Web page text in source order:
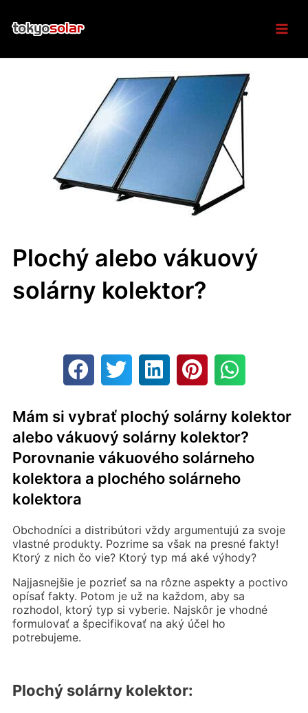
content
Plochý alebo vákuový
solárny kolektor?
Mám si vybrať plochý solárny kolektor
alebo vákuový solárny kolektor?
Porovnanie vákuového solárneho
kolektora a plochého solárneho
kolektora
Obchodníci a distribútori vždy argumentujú za svoje
vlastné produkty. Pozrime sa však na presné fakty!
Ktorý z nich čo vie? Ktorý typ má aké výhody?
Najjasnejšie je pozrieť sa na rôzne aspekty a poctivo
opísať fakty. Potom je už na každom, aby sa
rozhodol, ktorý typ si vyberie. Najskôr je vhodné
formulovať a špecifikovať na aký účel ho
potrebujeme.
Plochý solárny kolektor: